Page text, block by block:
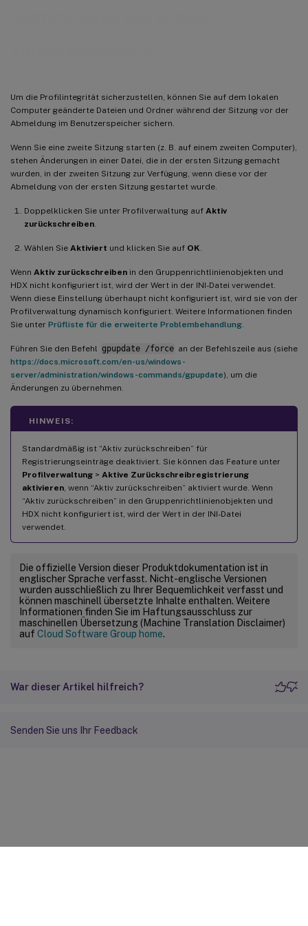
Um die Profilintegrität sicherzustellen, können Sie auf dem lokalen
Computer geänderte Dateien und Ordner während der Sitzung vor der
Abmeldung im Benutzerspeicher sichern.
Wenn Sie eine zweite Sitzung starten (z. B. auf einem zweiten Computer),
stehen Änderungen in einer Datei, die in der ersten Sitzung gemacht
wurden, in der zweiten Sitzung zur Verfügung, wenn diese vor der
Abmeldung von der ersten Sitzung gestartet wurde.
Doppelklicken Sie unter Profilverwaltung auf Aktiv
zurückschreiben
Wählen Sie Aktiviert und klicken Sie auf OK
Wenn Aktiv zurückschreiben in den Gruppenrichtlinienobjekten und
HDX nicht konfiguriert ist, wird der Wert in der INI-Datei verwendet.
Wenn diese Einstellung überhaupt nicht konfiguriert ist, wird sie von der
Profilverwaltung dynamisch konfiguriert. Weitere Informationen finden
Sie unter Prüfliste für die erweiterte Problembehandlung
Führen Sie den Befehl gpupdate /force an der Befehlszeile aus (siehe
https://docs.microsoft.com/en-us/windows-
server/administration/windows-commands/gpupdate), um die
Änderungen zu übernehmen.
HINWEIS:
Standardmäßig ist “Aktiv zurückschreiben” für
Registrierungseinträge deaktiviert. Sie können das Feature unter
Profilverwaltung > Aktive Zurückschreibregistrierung
aktivieren , wenn “Aktiv zurückschreiben” aktiviert wurde. Wenn
“Aktiv zurückschreiben” in den Gruppenrichtlinienobjekten und
HDX nicht konfiguriert ist, wird der Wert in der INI-Datei
verwendet.
Die offizielle Version dieser Produktdokumentation ist in
englischer Sprache verfasst. Nicht-englische Versionen
wurden ausschließlich zu Ihrer Bequemlichkeit verfasst und
können maschinell übersetzte Inhalte enthalten. Weitere
Informationen finden Sie im Haftungsausschluss zur
maschinellen Übersetzung (Machine Translation Disclaimer)
auf Cloud Software Group home.
War dieser Artikel hilfreich?
Senden Sie uns Ihr Feedback